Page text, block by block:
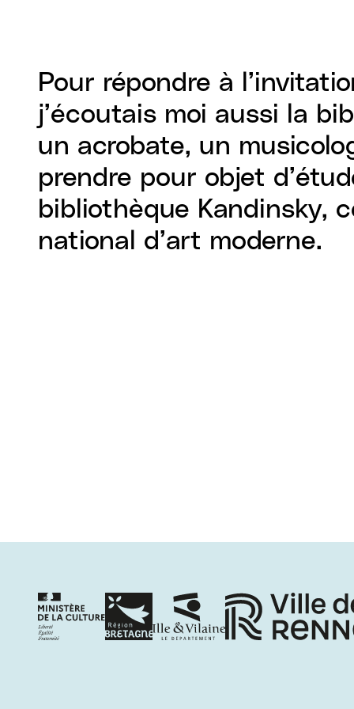
Pour répondre à
j’écoutais moi aussi la
un acrobate, un
prendre pour objet
bibliothèque Kandinsky,
national d’art moderne.